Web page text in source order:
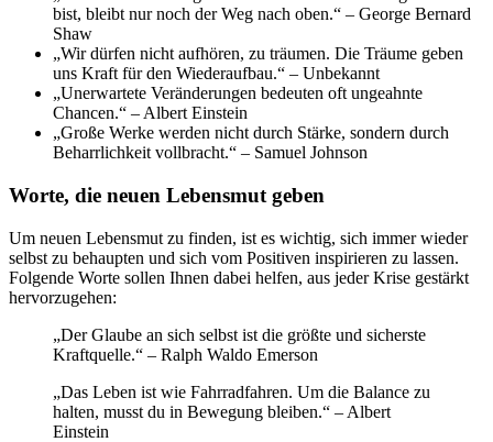
bist, bleibt nur noch der Weg nach oben.“ – George Bernard
Shaw
„Wir dürfen nicht aufhören, zu träumen. Die Träume geben
uns Kraft für den Wiederaufbau.“ – Unbekannt
„Unerwartete Veränderungen bedeuten oft ungeahnte
Chancen.“ – Albert Einstein
„Große Werke werden nicht durch Stärke, sondern durch
Beharrlichkeit vollbracht.“ – Samuel Johnson
Worte, die neuen Lebensmut geben
Um neuen Lebensmut zu finden, ist es wichtig, sich immer wieder
selbst zu behaupten und sich vom Positiven inspirieren zu lassen.
Folgende Worte sollen Ihnen dabei helfen, aus jeder Krise gestärkt
hervorzugehen:
„Der Glaube an sich selbst ist die größte und sicherste
Kraftquelle.“ – Ralph Waldo Emerson
„Das Leben ist wie Fahrradfahren. Um die Balance zu
halten, musst du in Bewegung bleiben.“ – Albert
Einstein